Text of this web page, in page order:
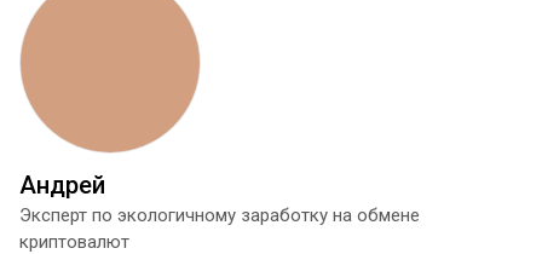
Андрей
Эксперт по экологичному заработку на обмене
криптовалют